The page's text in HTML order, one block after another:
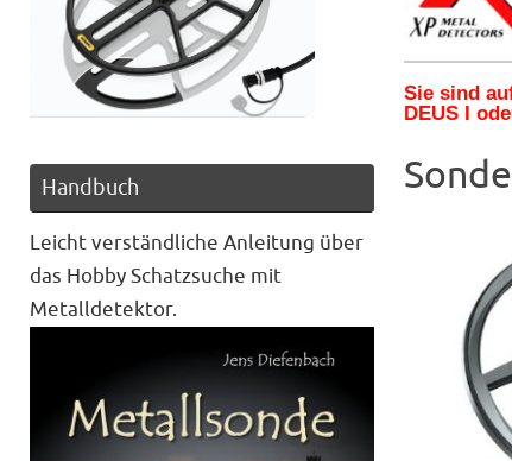
Sie sind
DEUS I
Handbuch
Leicht verständliche Anleitung über
das Hobby Schatzsuche mit
Metalldetektor.